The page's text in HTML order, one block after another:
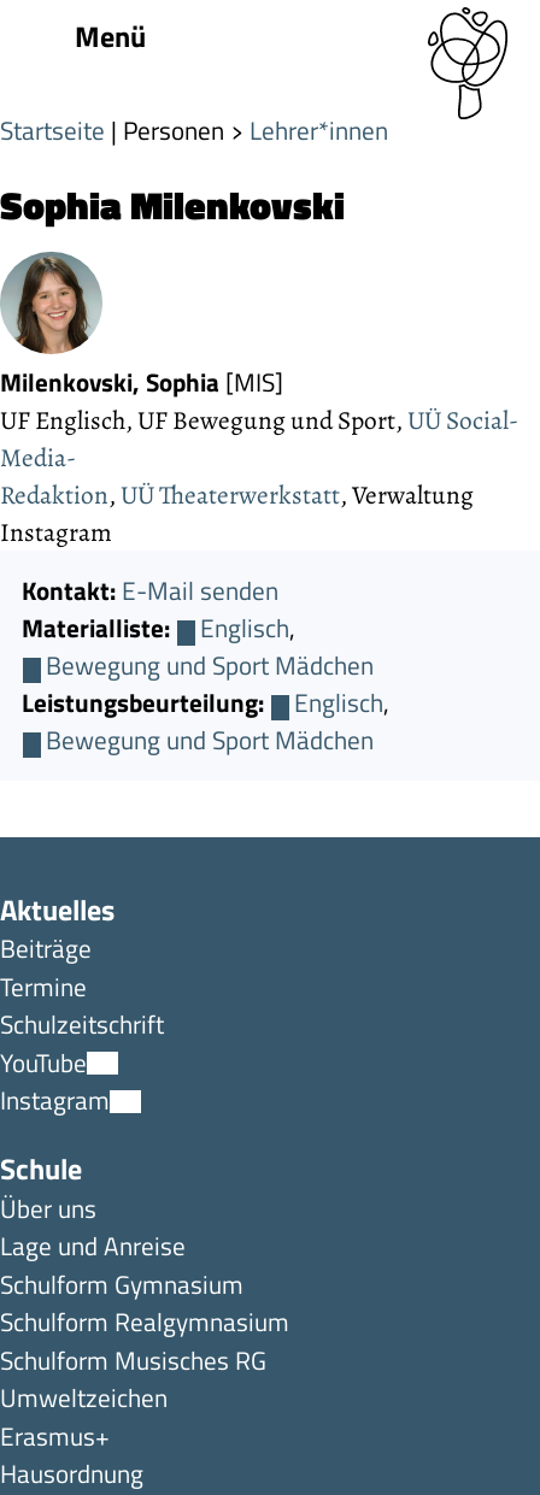
Menü
Startseite | Personen Lehrer*innen
Sophia Milenkovski
Milenkovski, Sophia [MIS]
UF Englisch, UF Bewegung und Sport, UÜ Social-
Media-
Redaktion, UÜ Theaterwerkstatt, Verwaltung
Instagram
Kontakt:E-Mail senden
Materialliste:
Englisch,
Bewegung und Sport Mädchen
Leistungsbeurteilung:
Englisch,
Bewegung und Sport Mädchen
Aktuelles
Beiträge
Termine
Schulzeitschrift
YouTube
Instagram
Schule
Über uns
Lage und Anreise
Schulform Gymnasium
Schulform Realgymnasium
Schulform Musisches RG
Umweltzeichen
Erasmus+
Hausordnung